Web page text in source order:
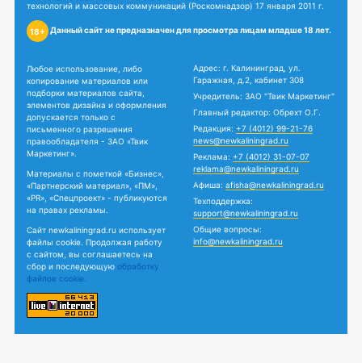
технологий и массовых коммуникаций (Роскомнадзор) 17 января 2011 г.
18+ Данный сайт не предназначен для просмотра лицам младше 18 лет.
Любое использование, либо
копирование материалов или
подборки материалов сайта,
элементов дизайна и оформления
допускается только с
письменного разрешения
правообладателя - ЗАО «Твик
Маркетинг».
Материалы с пометкой «Бизнес»,
«Партнерский материал», «ПМ»,
«PR», «Спецпроект» - публикуются
на правах рекламы.
Сайт newkaliningrad.ru использует
файлы cookie. Продолжая работу
с сайтом, вы соглашаетесь на
сбор и последующую обработку
файлов cookie.
Адрес: г. Калининград, ул.
Гаражная, д.2, кабинет 308
Учредитель: ЗАО "Твик Маркетинг"
Главный редактор: Обрехт О.Г.
Редакция: +7 (4012) 99-21-76
news@newkaliningrad.ru
Реклама: +7 (4012) 31-07-07
reklama@newkaliningrad.ru
Афиша: afisha@newkaliningrad.ru
Техподдержка:
support@newkaliningrad.ru
Общие вопросы:
info@newkaliningrad.ru